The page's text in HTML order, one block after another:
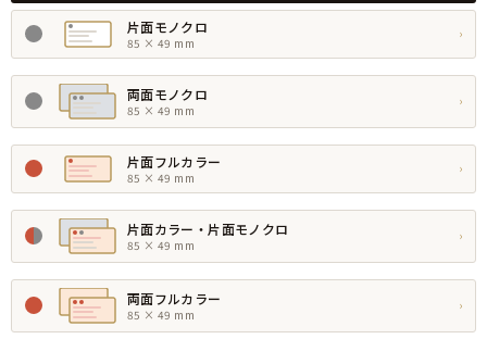
片面モノクロ
85 × 49 mm
›
両面モノクロ
85 × 49 mm
›
片面フルカラー
85 × 49 mm
›
片面カラー・片面モノクロ
85 × 49 mm
›
両面フルカラー
85 × 49 mm
›